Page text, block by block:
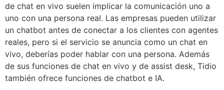
de chat en vivo suelen implicar la comunicación uno a
uno con una persona real. Las empresas pueden utilizar
un chatbot antes de conectar a los clientes con agentes
reales, pero si el servicio se anuncia como un chat en
vivo, deberías poder hablar con una persona. Además
de sus funciones de chat en vivo y de assist desk, Tidio
también ofrece funciones de chatbot e IA.